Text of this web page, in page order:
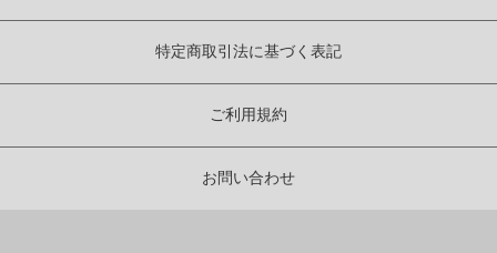
特定商取引法に基づく表記
ご利用規約
お問い合わせ